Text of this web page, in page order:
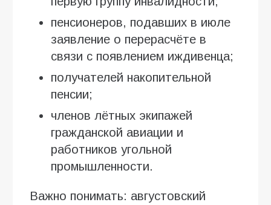
пенсионеров, подавших в июле
заявление о перерасчёте в
связи с появлением иждивенца;
получателей накопительной
пенсии;
членов лётных экипажей
гражданской авиации и
работников угольной
промышленности.
Важно понимать: августовский